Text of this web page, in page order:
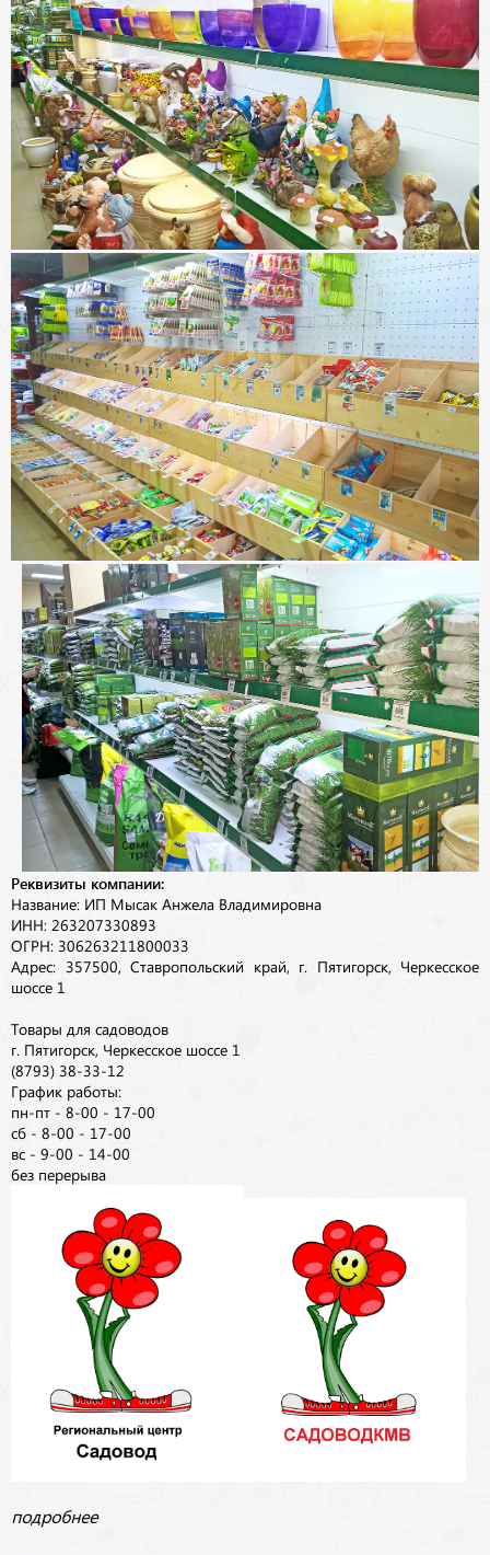
Реквизиты компании:
Название: ИП Мысак Анжела Владимировна
ИНН: 263207330893
ОГРН: 306263211800033
Адрес: 357500, Ставропольский край, г. Пятигорск, Черкесское
шоссе 1
Товары для садоводов
г. Пятигорск, Черкесское шоссе 1
(8793) 38-33-12
График работы:
пн-пт - 8-00 - 17-00
сб - 8-00 - 17-00
вс - 9-00 - 14-00
без перерыва
подробнее